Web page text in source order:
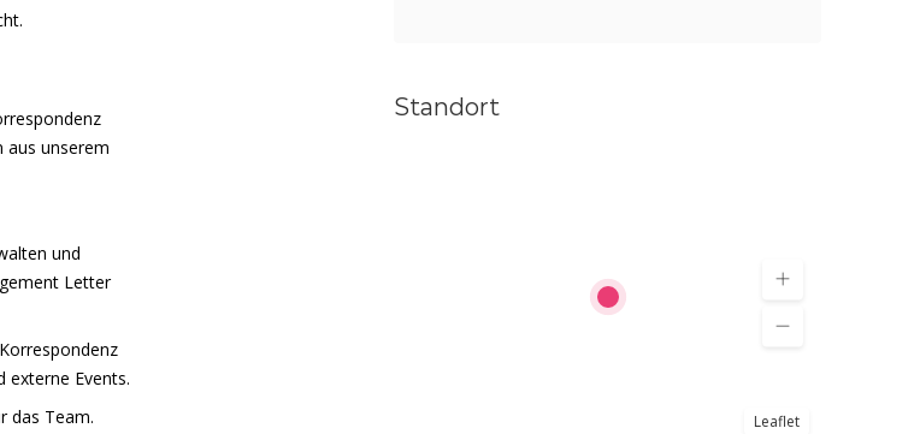
aus unserem
und
Letter
externe Events.
das Team.
Standort
Leaflet